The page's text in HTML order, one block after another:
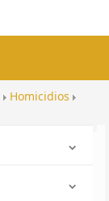
Homicidios